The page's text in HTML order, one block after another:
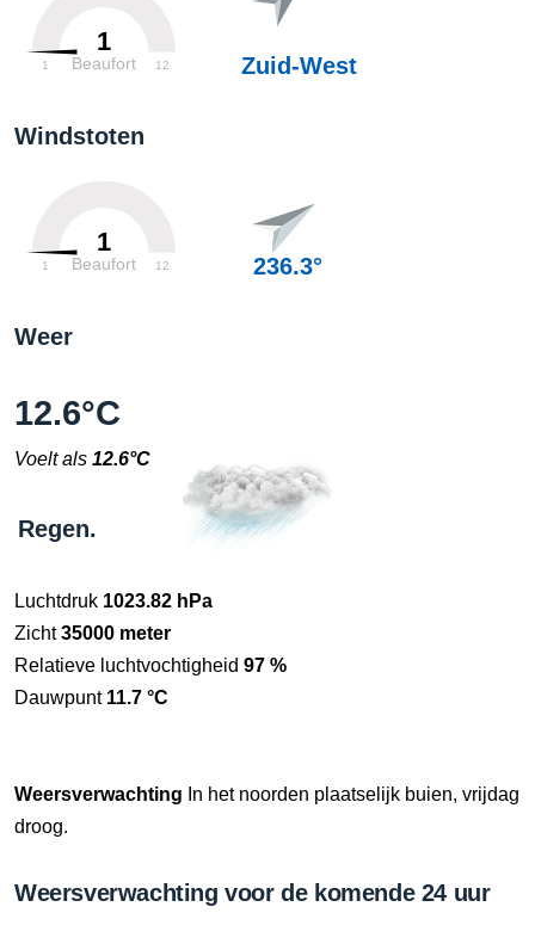
1
Beaufort
1 12 Zuid-West
Windstoten
1
Beaufort
1 12 236.3°
Weer
12.6°C
Voelt als 12.6°C
Regen.
Luchtdruk 1023.82 hPa
Zicht35000 meter
Relatieve luchtvochtigheid 97 %
Dauwpunt 11.7 °C
Weersverwachting In het noorden plaatselijk buien, vrijdag
droog.
Weersverwachting voor de komende 24 uur